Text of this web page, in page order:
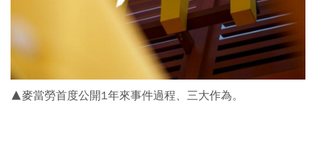
▲麥當勞首度公開1年來事件過程、三大作為。